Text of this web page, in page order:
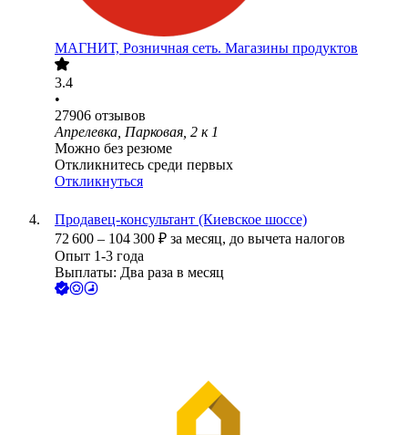
МАГНИТ, Розничная сеть. Магазины продуктов
3.4
•
27906 отзывов
Апрелевка, Парковая, 2 к 1
Можно без резюме
Откликнитесь среди первых
Откликнуться
Продавец-консультант (Киевское шоссе)
72 600 – 104 300 ₽ за месяц, до вычета налогов
Опыт 1-3 года
Выплаты: Два раза в месяц